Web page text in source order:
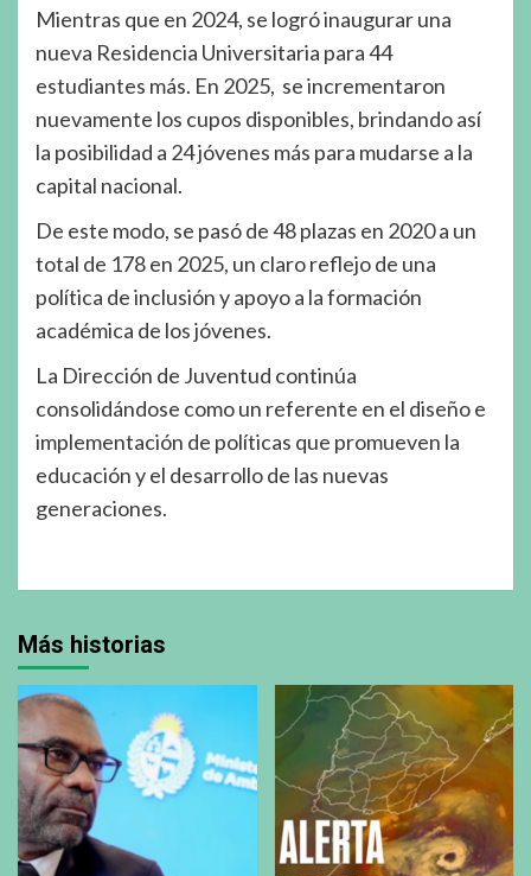
Mientras que en 2024, se logró inaugurar una
nueva Residencia Universitaria para 44
estudiantes más. En 2025, se incrementaron
nuevamente los cupos disponibles, brindando así
la posibilidad a 24 jóvenes más para mudarse a la
capital nacional.
De este modo, se pasó de 48 plazas en 2020 a un
total de 178 en 2025, un claro reflejo de una
política de inclusión y apoyo a la formación
académica de los jóvenes.
La Dirección de Juventud continúa
consolidándose como un referente en el diseño e
implementación de políticas que promueven la
educación y el desarrollo de las nuevas
generaciones.
Más historias